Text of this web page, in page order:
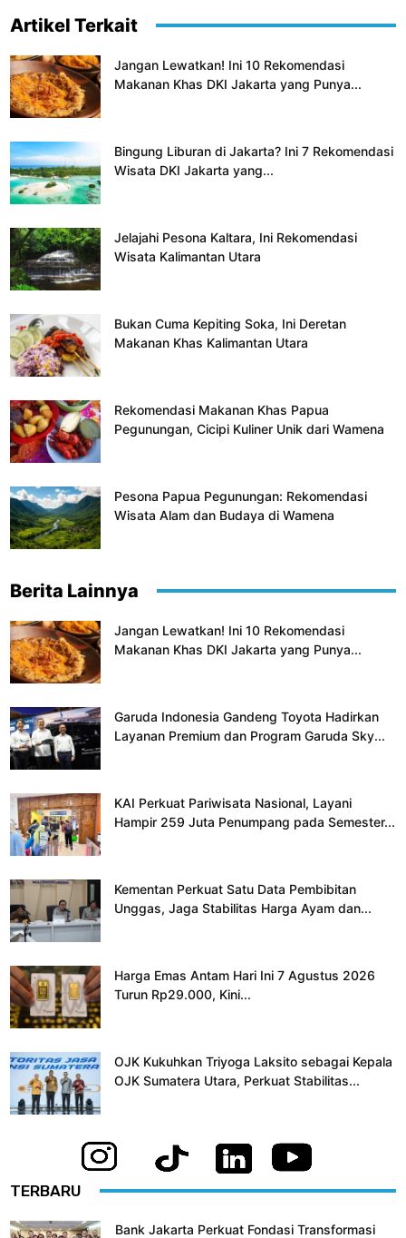
Artikel Terkait
Jangan Lewatkan! Ini 10 Rekomendasi
Makanan Khas DKI Jakarta yang Punya...
Bingung Liburan di Jakarta? Ini 7 Rekomendasi
Wisata DKI Jakarta yang...
Jelajahi Pesona Kaltara, Ini Rekomendasi
Wisata Kalimantan Utara
Bukan Cuma Kepiting Soka, Ini Deretan
Makanan Khas Kalimantan Utara
Rekomendasi Makanan Khas Papua
Pegunungan, Cicipi Kuliner Unik dari Wamena
Pesona Papua Pegunungan: Rekomendasi
Wisata Alam dan Budaya di Wamena
Berita Lainnya
Jangan Lewatkan! Ini 10 Rekomendasi
Makanan Khas DKI Jakarta yang Punya...
Garuda Indonesia Gandeng Toyota Hadirkan
Layanan Premium dan Program Garuda Sky...
KAI Perkuat Pariwisata Nasional, Layani
Hampir 259 Juta Penumpang pada Semester...
Kementan Perkuat Satu Data Pembibitan
Unggas, Jaga Stabilitas Harga Ayam dan...
Harga Emas Antam Hari Ini 7 Agustus 2026
Turun Rp29.000, Kini...
OJK Kukuhkan Triyoga Laksito sebagai Kepala
OJK Sumatera Utara, Perkuat Stabilitas...
TERBARU
Bank Jakarta Perkuat Fondasi Transformasi